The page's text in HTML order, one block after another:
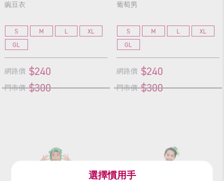
豌豆衣
S M L
XL
GL
網路價 $240
門市價 $300
葡萄男
S M L
XL
GL
網路價 $240
門市價 $300
選擇慣用手